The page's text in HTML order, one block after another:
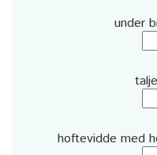
under
hoftevidde med